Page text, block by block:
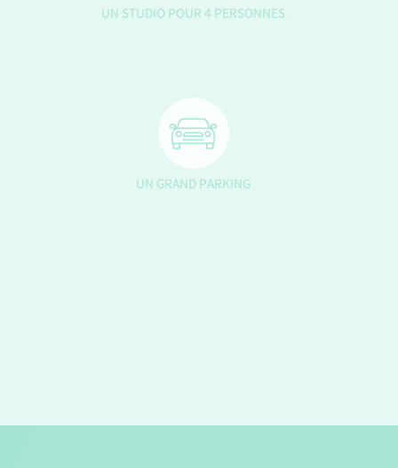
UN STUDIO POUR 4 PERSONNES
UN GRAND PARKING